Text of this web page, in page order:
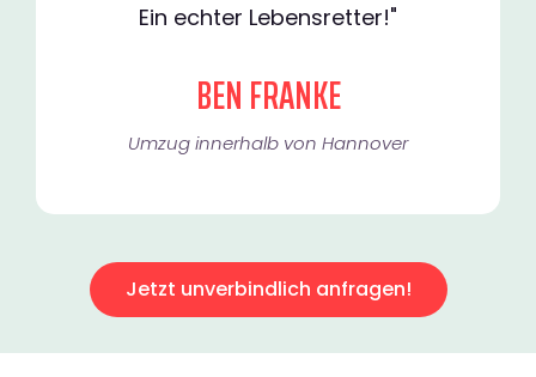
Ein echter Lebensretter!"
BEN FRANKE
Umzug innerhalb von Hannover​
Jetzt unverbindlich anfragen!